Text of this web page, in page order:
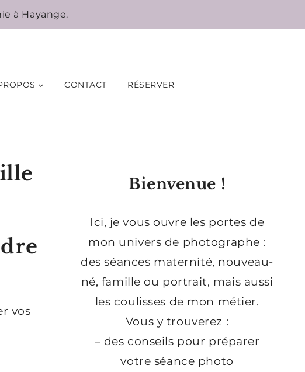
à Hayange.
CONTACT RÉSERVER
vos
Bienvenue !
Ici, je vous ouvre les portes de
mon univers de photographe :
des séances maternité, nouveau-
né, famille ou portrait, mais aussi
les coulisses de mon métier.
Vous y trouverez :
– des conseils pour préparer
votre séance photo